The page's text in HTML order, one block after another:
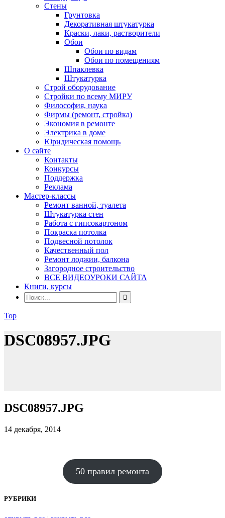
Стены
Грунтовка
Декоративная штукатурка
Краски, лаки, растворители
Обои
Обои по видам
Обои по помещениям
Шпаклевка
Штукатурка
Строй оборудование
Стройки по всему МИРУ
Философия, наука
Фирмы (ремонт, стройка)
Экономия в ремонте
Электрика в доме
Юридическая помощь
О сайте
Контакты
Конкурсы
Поддержка
Реклама
Мастер-классы
Ремонт ванной, туалета
Штукатурка стен
Работа с гипсокартоном
Покраска потолка
Подвесной потолок
Качественный пол
Ремонт лоджии, балкона
Загородное строительство
ВСЕ ВИДЕОУРОКИ САЙТА
Книги, курсы
Top
DSC08957.JPG
DSC08957.JPG
14 декабря, 2014
50 правил ремонта
РУБРИКИ